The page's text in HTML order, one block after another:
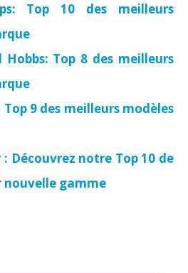
Top 10 des meilleurs
Hobbs: Top 8 des meilleurs
Top 9 des meilleurs modèles
Découvrez notre Top 10 de
nouvelle gamme